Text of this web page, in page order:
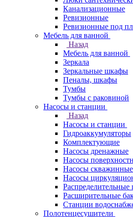
Канализационные
Ревизионные
Ревизионные под
Мебель для ванной
Назад
Мебель для ванной
Зеркала
Зеркальные шкафы
Пеналы, шкафы
Тумбы
Тумбы с раковиной
Насосы и станции
Назад
Насосы и станции
Гидроаккумуляторы
Комплектующие
Насосы дренажные
Насосы
Насосы
Насосы
Расширительные
Станции
Полотенцесушители